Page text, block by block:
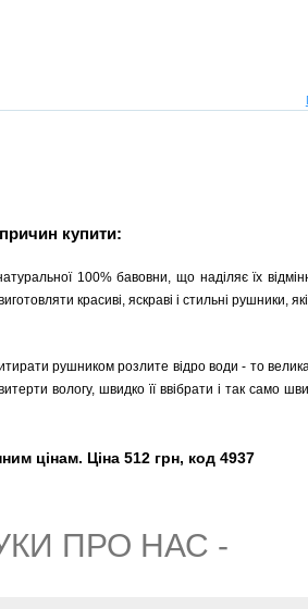
купити:
100% бавовни, що наділяє їх
красиві, яскраві і стильні рушники,
рушником розлите відро води - то
вологу, швидко її ввібрати і так само
цінам. Ціна 512 грн, код 4937
ПРО НАС -